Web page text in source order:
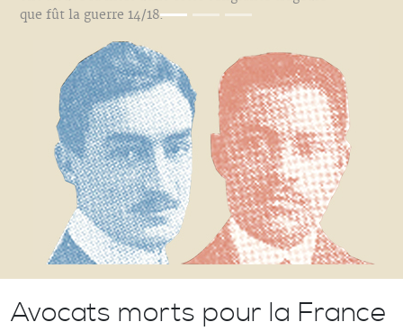
que fût la guerre 14/18.
Avocats morts pour la France